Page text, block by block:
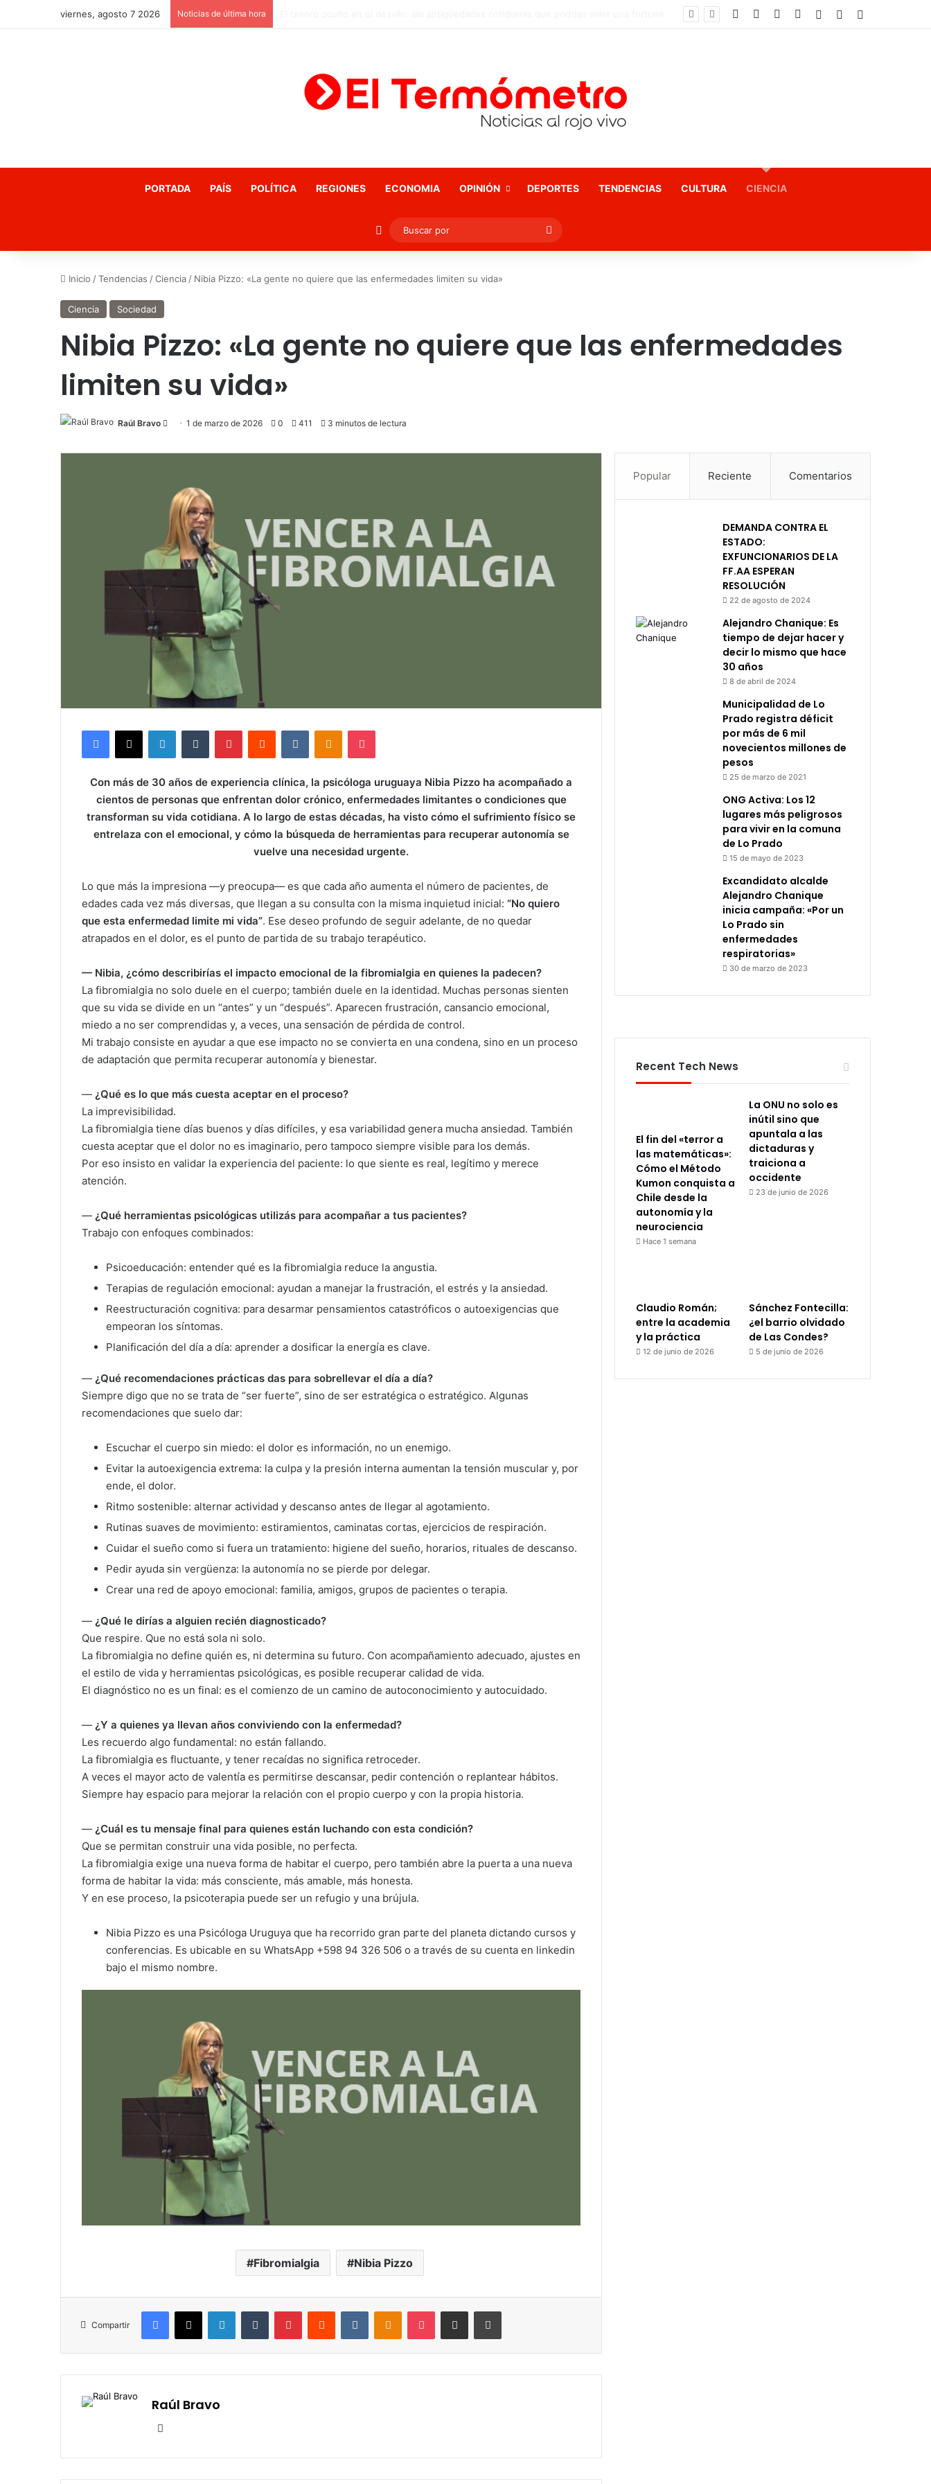
viernes, agosto 7 2026 Noticias de última hora Facebook YouTubeInstagramAccesoPublicación al
PORTADA PAÍS POLÍTICA REGIONES ECONOMIA OPINIÓN DEPORTES TENDENCIAS CULTURA CIENCIA
Publicación al azar
Buscar
por
Inicio /Tendencias /Ciencia / Nibia Pizzo: «La gente no quiere que las enfermedades limiten su vida»
Ciencia Sociedad
Nibia Pizzo: «La gente no quiere que las enfermedades
limiten su vida»
Raúl Bravo
Send
email
1 de marzo de 2026 0 411 3 minutos de lectura
Facebook
X LinkedInTumblr PinterestReddit VKontakteOdnoklassniki
Pocket
Con más de 30 años de experiencia clínica, la psicóloga uruguaya Nibia Pizzo ha acompañado a
cientos de personas que enfrentan dolor crónico, enfermedades limitantes o condiciones que
transforman su vida cotidiana. A lo largo de estas décadas, ha visto cómo el sufrimiento físico se
entrelaza con el emocional, y cómo la búsqueda de herramientas para recuperar autonomía se
vuelve una necesidad urgente.
Lo que más la impresiona —y preocupa— es que cada año aumenta el número de pacientes, de
edades cada vez más diversas, que llegan a su consulta con la misma inquietud inicial: “No quiero
que esta enfermedad limite mi vida”. Ese deseo profundo de seguir adelante, de no quedar
atrapados en el dolor, es el punto de partida de su trabajo terapéutico.
— Nibia, ¿cómo describirías el impacto emocional de la fibromialgia en quienes la padecen?
La fibromialgia no solo duele en el cuerpo; también duele en la identidad. Muchas personas sienten
que su vida se divide en un “antes” y un “después”. Aparecen frustración, cansancio emocional,
miedo a no ser comprendidas y, a veces, una sensación de pérdida de control.
Mi trabajo consiste en ayudar a que ese impacto no se convierta en una condena, sino en un proceso
de adaptación que permita recuperar autonomía y bienestar.
— ¿Qué es lo que más cuesta aceptar en el proceso?
La imprevisibilidad.
La fibromialgia tiene días buenos y días difíciles, y esa variabilidad genera mucha ansiedad. También
cuesta aceptar que el dolor no es imaginario, pero tampoco siempre visible para los demás.
Por eso insisto en validar la experiencia del paciente: lo que siente es real, legítimo y merece
atención.
— ¿Qué herramientas psicológicas utilizás para acompañar a tus pacientes?
Trabajo con enfoques combinados:
Psicoeducación: entender qué es la fibromialgia reduce la angustia.
Terapias de regulación emocional: ayudan a manejar la frustración, el estrés y la ansiedad.
Reestructuración cognitiva: para desarmar pensamientos catastróficos o autoexigencias que
empeoran los síntomas.
Planificación del día a día: aprender a dosificar la energía es clave.
— ¿Qué recomendaciones prácticas das para sobrellevar el día a día?
Siempre digo que no se trata de “ser fuerte”, sino de ser estratégica o estratégico. Algunas
recomendaciones que suelo dar:
Escuchar el cuerpo sin miedo: el dolor es información, no un enemigo.
Evitar la autoexigencia extrema: la culpa y la presión interna aumentan la tensión muscular y, por
ende, el dolor.
Ritmo sostenible: alternar actividad y descanso antes de llegar al agotamiento.
Rutinas suaves de movimiento: estiramientos, caminatas cortas, ejercicios de respiración.
Cuidar el sueño como si fuera un tratamiento: higiene del sueño, horarios, rituales de descanso.
Pedir ayuda sin vergüenza: la autonomía no se pierde por delegar.
Crear una red de apoyo emocional: familia, amigos, grupos de pacientes o terapia.
— ¿Qué le dirías a alguien recién diagnosticado?
Que respire. Que no está sola ni solo.
La fibromialgia no define quién es, ni determina su futuro. Con acompañamiento adecuado, ajustes en
el estilo de vida y herramientas psicológicas, es posible recuperar calidad de vida.
El diagnóstico no es un final: es el comienzo de un camino de autoconocimiento y autocuidado.
— ¿Y a quienes ya llevan años conviviendo con la enfermedad?
Les recuerdo algo fundamental: no están fallando.
La fibromialgia es fluctuante, y tener recaídas no significa retroceder.
A veces el mayor acto de valentía es permitirse descansar, pedir contención o replantear hábitos.
Siempre hay espacio para mejorar la relación con el propio cuerpo y con la propia historia.
— ¿Cuál es tu mensaje final para quienes están luchando con esta condición?
Que se permitan construir una vida posible, no perfecta.
La fibromialgia exige una nueva forma de habitar el cuerpo, pero también abre la puerta a una nueva
forma de habitar la vida: más consciente, más amable, más honesta.
Y en ese proceso, la psicoterapia puede ser un refugio y una brújula.
Nibia Pizzo es una Psicóloga Uruguya que ha recorrido gran parte del planeta dictando cursos y
conferencias. Es ubicable en su WhatsApp +598 94 326 506 o a través de su cuenta en linkedin
bajo el mismo nombre.
Fibromialgia Nibia Pizzo
Compartir
Facebook
X LinkedInTumblr PinterestReddit VKontakteOdnoklassniki
Pocket Compartir por correo electrónicoImprimir
Raúl Bravo
Popular Reciente Comentarios
DEMANDA CONTRA EL
ESTADO:
EXFUNCIONARIOS DE LA
FF.AA ESPERAN
RESOLUCIÓN
22 de agosto de 2024
Alejandro Chanique: Es
tiempo de dejar hacer y
decir lo mismo que hace
30 años
8 de abril de 2024
Municipalidad de Lo
Prado registra déficit
por más de 6 mil
novecientos millones de
pesos
25 de marzo de 2021
ONG Activa: Los 12
lugares más peligrosos
para vivir en la comuna
de Lo Prado
15 de mayo de 2023
Excandidato alcalde
Alejandro Chanique
inicia campaña: «Por un
Lo Prado sin
enfermedades
respiratorias»
30 de marzo de 2023
Recent Tech News
El fin del «terror a
las matemáticas»:
Cómo el Método
Kumon conquista a
Chile desde la
autonomía y la
neurociencia
Hace 1 semana
La ONU no solo es
inútil sino que
apuntala a las
dictaduras y
traiciona a
occidente
23 de junio de 2026
Claudio Román;
entre la academia
y la práctica
12 de junio de 2026
Sánchez Fontecilla:
¿el barrio olvidado
de Las Condes?
5 de junio de 2026